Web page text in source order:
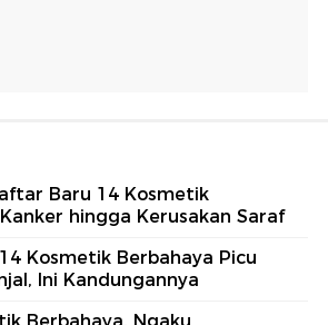
Baru 14 Kosmetik
hingga Kerusakan Saraf
Kosmetik Berbahaya Picu
Ini Kandungannya
Berbahaya, Ngaku